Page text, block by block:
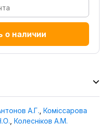
о наличии
А.Г., Коміссарова
, Колесніков А.М.